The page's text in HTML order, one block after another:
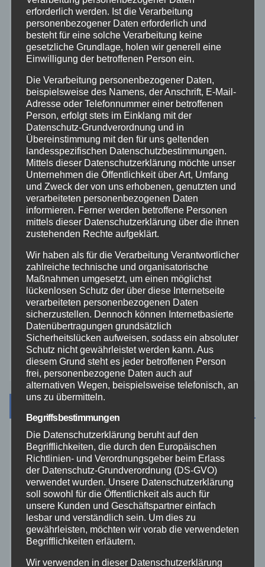
Feuerwehr
Hilfsorganisationen
Neuwied
Polizei
Rettungsdienst
Rhein-Lahn
THW
Veranstaltungen
Video
Westerwald
Zoll
August 2026
Juli 2026
Juni 2026
Mai 2026
erforderlich werden. Ist die Verarbeitung
personenbezogener Daten erforderlich und
besteht für eine solche Verarbeitung keine
gesetzliche Grundlage, holen wir generell eine
Einwilligung der betroffenen Person ein.
Die Verarbeitung personenbezogener Daten,
beispielsweise des Namens, der Anschrift, E-Mail-
Adresse oder Telefonnummer einer betroffenen
Person, erfolgt stets im Einklang mit der
Datenschutz-Grundverordnung und in
Übereinstimmung mit den für uns geltenden
landesspezifischen Datenschutzbestimmungen.
Mittels dieser Datenschutzerklärung möchte unser
Unternehmen die Öffentlichkeit über Art, Umfang
und Zweck der von uns erhobenen, genutzten und
verarbeiteten personenbezogenen Daten
informieren. Ferner werden betroffene Personen
mittels dieser Datenschutzerklärung über die ihnen
zustehenden Rechte aufgeklärt.
Wir haben als für die Verarbeitung Verantwortlicher
zahlreiche technische und organisatorische
Maßnahmen umgesetzt, um einen möglichst
lückenlosen Schutz der über diese Internetseite
verarbeiteten personenbezogenen Daten
sicherzustellen. Dennoch können Internetbasierte
Datenübertragungen grundsätzlich
Sicherheitslücken aufweisen, sodass ein absoluter
Schutz nicht gewährleistet werden kann. Aus
diesem Grund steht es jeder betroffenen Person
frei, personenbezogene Daten auch auf
alternativen Wegen, beispielsweise telefonisch, an
uns zu übermitteln.
Begriffsbestimmungen
Die Datenschutzerklärung beruht auf den
Begrifflichkeiten, die durch den Europäischen
Richtlinien- und Verordnungsgeber beim Erlass
der Datenschutz-Grundverordnung (DS-GVO)
verwendet wurden. Unsere Datenschutzerklärung
soll sowohl für die Öffentlichkeit als auch für
unsere Kunden und Geschäftspartner einfach
lesbar und verständlich sein. Um dies zu
gewährleisten, möchten wir vorab die verwendeten
Begrifflichkeiten erläutern.
Wir verwenden in dieser Datenschutzerklärung